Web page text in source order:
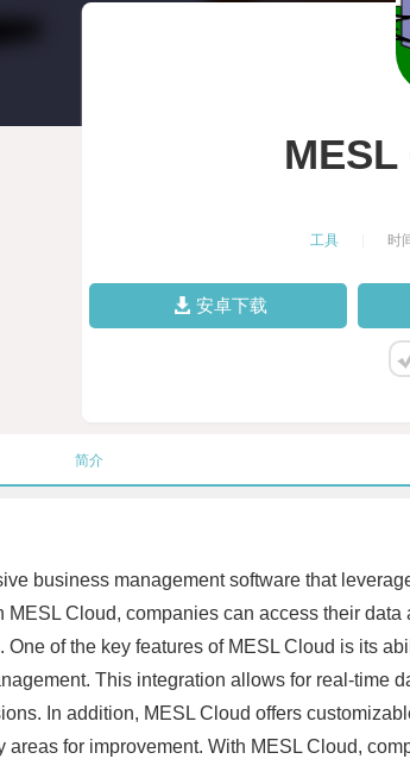
工具 时
安卓下载
简介
business management software that
MESL Cloud, companies can access their
of the key features of MESL Cloud is its
This integration allows for real-time
In addition, MESL Cloud offers
areas for improvement. With MESL Cloud,